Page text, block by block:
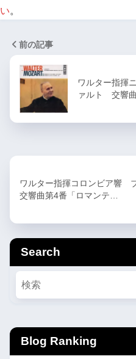
い。
前の記事
ワルター指揮
ァルト 交響
ワルター指揮コロンビア響
交響曲第4番「ロマンテ…
Search
Blog Ranking